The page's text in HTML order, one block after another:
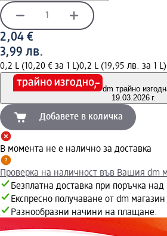
2,04 €
3,99 лв.
0,2 L (10,20 € за 1 L)0,2 L (19,95 лв. за 1 L)
dm трайно
19.03.2026 г.
Добавете в количка
В момента не е налично за доставка
Проверка на наличност във Вашия dm
Безплатна доставка при поръчка над
Експресно получаване от dm
Разнообразни начини на плащане.